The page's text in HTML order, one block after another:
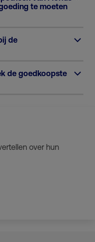
te moeten
de
de goedkoopste
over hun